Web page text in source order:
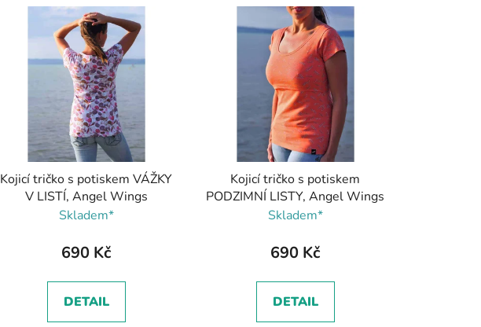
t
Kojicí tričko s potiskem VÁŽKY
V LISTÍ, Angel Wings
Skladem*
690 Kč
DETAIL
Kojicí tričko s potiskem
PODZIMNÍ LISTY, Angel Wings
Skladem*
690 Kč
DETAIL